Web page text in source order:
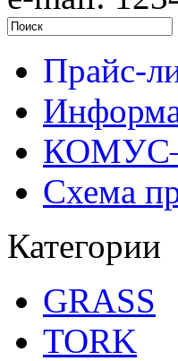
Прайс-
Схема
Категории
GRASS
TORK